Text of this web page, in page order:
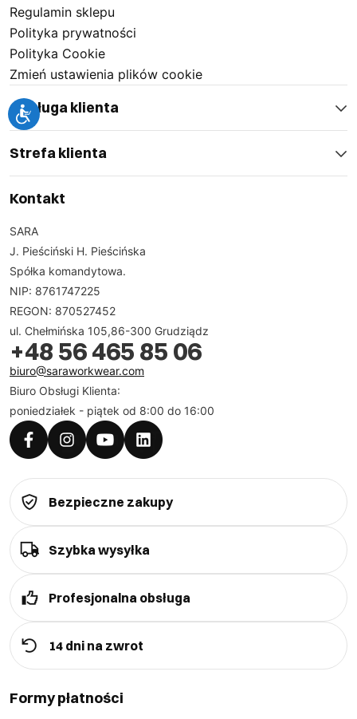
Regulamin sklepu
Polityka prywatności
Polityka Cookie
Zmień ustawienia plików cookie
Obsługa klienta
Strefa klienta
Kontakt
SARA
J. Pieściński H. Pieścińska
Spółka komandytowa.
NIP: 8761747225
REGON: 870527452
ul. Chełmińska 105,86-300 Grudziądz
+48 56 465 85 06
biuro@saraworkwear.com
Biuro Obsługi Klienta:
poniedziałek - piątek od 8:00 do 16:00
Bezpieczne zakupy
Szybka wysyłka
Profesjonalna obsługa
14 dni na zwrot
Formy płatności